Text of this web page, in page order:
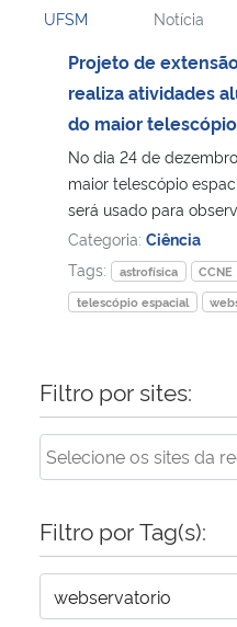
Ministério da Cidadania
Ministério da Saúde
Ministério de Minas e Energia
Ministério da Ciência, Tecnologia,
Ministério do Meio Ambiente
Ministério do Turismo
Ministério da Mulher, da Família e
Secretaria-Geral
Secretaria de Governo
UFSM Notícia
Projeto de
realiza atividades
do maior
No dia 24 de
maior telescópio
será usado para
Categoria: Ciência
Tags:
astrofísica CCNE
telescópio espacial
Filtro por sites:
Filtro por Tag(s):